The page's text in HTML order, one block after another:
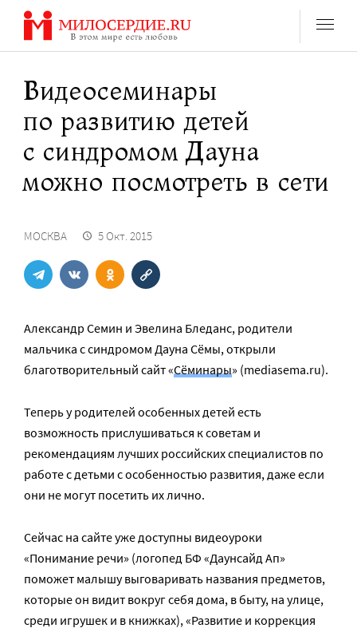
Перейти
содержанию
Видеосеминары
по развитию детей
с синдромом Дауна
можно посмотреть в сети
МОСКВА 5 Окт. 2015
Александр Семин и Эвелина Бледанс, родители
мальчика с синдромом Дауна Сёмы, открыли
благотворительный сайт «Сёминары» (mediasema.ru).
Теперь у родителей особенных детей есть
возможность прислушиваться к советам и
рекомендациям лучших российских специалистов по
работе с детьми с особенностью развития, даже если
они не могут посетить их лично.
Сейчас на сайте уже доступны видеоуроки
«Понимание речи» (логопед БФ «Даунсайд Ап»
поможет малышу выговаривать названия предметов,
которые он видит вокруг себя дома, в быту, на улице,
среди игрушек и в книжках), «Развитие и коррекция